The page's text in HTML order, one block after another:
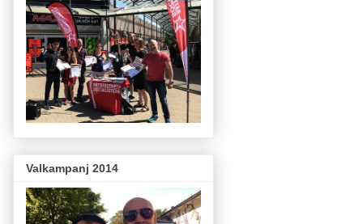
Valkampanj 2014